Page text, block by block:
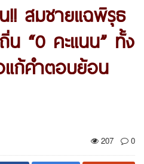
!! สมชายแฉพิรุธ
น “0 คะแนน” ทั้ง
ก้คำตอบย้อน
207
0